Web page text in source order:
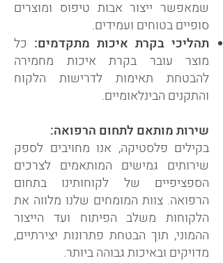
שמאפשר ייצור אבות טיפוס ומוצרים
סופיים בטוחים ועמידים.
תהליכי בקרת איכות מתקדמים: כל
מוצר עובר בקרת איכות מחמירה
להבטחת תאימות לדרישות הלקוח
והתקנים הבינלאומיים.
שירות מותאם לתחום הרפואה:
בקילים פלסטיקה, אנו מחויבים לספק
שירותים גמישים המותאמים לצרכים
הספציפיים של לקוחותינו בתחום
הרפואה. צוות המומחים שלנו מלווה את
הלקוחות משלב הפיתוח ועד הייצור
ההמוני, תוך הבטחת פתרונות יצירתיים,
מדויקים ובאיכות גבוהה ביותר.